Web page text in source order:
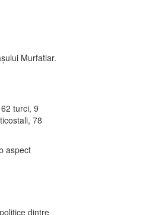
Murfatlar.
turci, 9
78
aspect
dintre